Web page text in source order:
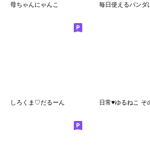
母ちゃんにゃんこ
しろくま♡だるーん